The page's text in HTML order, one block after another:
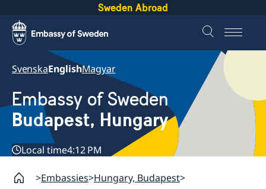
Sweden Abroad
SvenskaEnglishMagyar
Embassy of Sweden
Budapest, Hungary
Local time4:12 PM
Embassies Hungary, Budapest